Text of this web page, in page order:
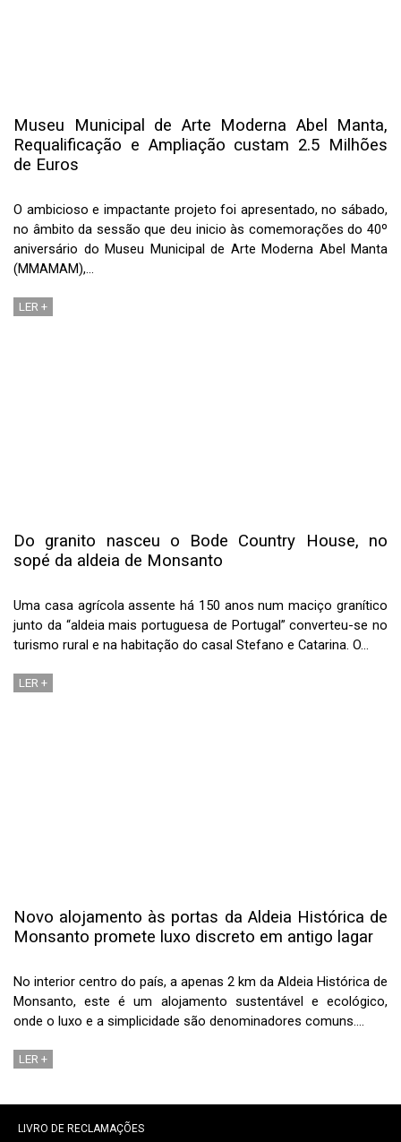
Museu Municipal de Arte Moderna Abel Manta,
Requalificação e Ampliação custam 2.5 Milhões
de Euros
O ambicioso e impactante projeto foi apresentado, no sábado,
no âmbito da sessão que deu inicio às comemorações do 40º
aniversário do Museu Municipal de Arte Moderna Abel Manta
(MMAMAM),…
LER +
Do granito nasceu o Bode Country House, no
sopé da aldeia de Monsanto
Uma casa agrícola assente há 150 anos num maciço granítico
junto da “aldeia mais portuguesa de Portugal” converteu-se no
turismo rural e na habitação do casal Stefano e Catarina. O…
LER +
Novo alojamento às portas da Aldeia Histórica de
Monsanto promete luxo discreto em antigo lagar
No interior centro do país, a apenas 2 km da Aldeia Histórica de
Monsanto, este é um alojamento sustentável e ecológico,
onde o luxo e a simplicidade são denominadores comuns.…
LER +
LIVRO DE RECLAMAÇÕES